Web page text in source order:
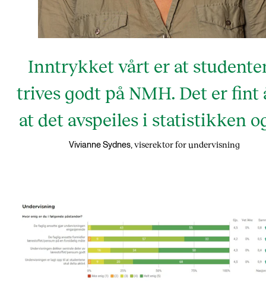
Inntrykket vårt er at
trives godt på NMH. Det er fint
at det avspeiles i statistikken
Vivianne Sydnes, viserektor for undervisning